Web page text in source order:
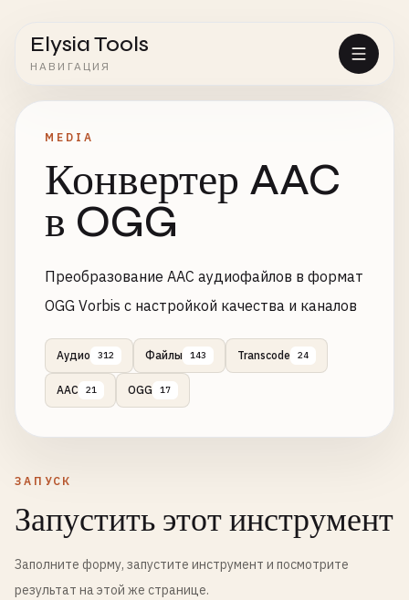
Elysia Tools
НАВИГАЦИЯ
MEDIA
Конвертер AAC
в OGG
Преобразование AAC аудиофайлов в формат
OGG Vorbis с настройкой качества и каналов
Аудио 312 Файлы 143 Transcode 24
AAC 21 OGG 17
ЗАПУСК
Запустить этот инструмент
Заполните форму, запустите инструмент и посмотрите
результат на этой же странице.